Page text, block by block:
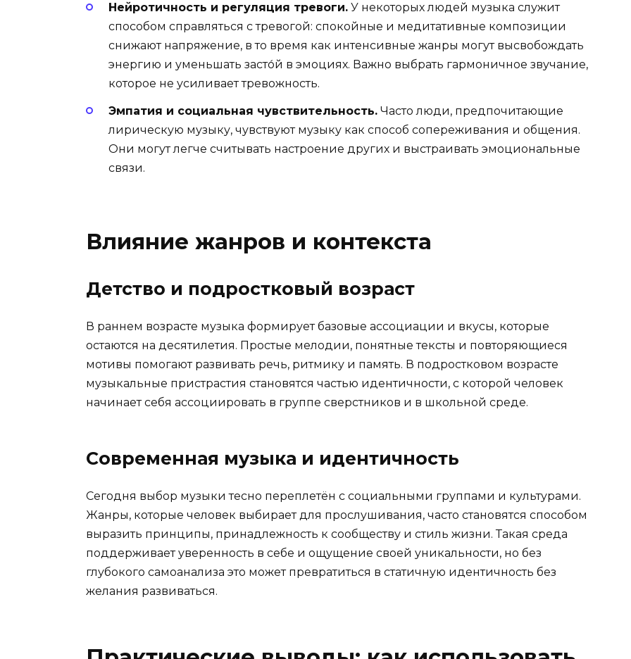
Нейротичность и регуляция тревоги. У некоторых людей музыка служит
способом справляться с тревогой: спокойные и медитативные композиции
снижают напряжение, в то время как интенсивные жанры могут высвобождать
энергию и уменьшать засто́й в эмоциях. Важно выбрать гармоничное звучание,
которое не усиливает тревожность.
Эмпатия и социальная чувствительность. Часто люди, предпочитающие
лирическую музыку, чувствуют музыку как способ сопереживания и общения.
Они могут легче считывать настроение других и выстраивать эмоциональные
связи.
Влияние жанров и контекста
Детство и подростковый возраст
В раннем возрасте музыка формирует базовые ассоциации и вкусы, которые
остаются на десятилетия. Простые мелодии, понятные тексты и повторяющиеся
мотивы помогают развивать речь, ритмику и память. В подростковом возрасте
музыкальные пристрастия становятся частью идентичности, с которой человек
начинает себя ассоциировать в группе сверстников и в школьной среде.
Современная музыка и идентичность
Сегодня выбор музыки тесно переплетён с социальными группами и культурами.
Жанры, которые человек выбирает для прослушивания, часто становятся способом
выразить принципы, принадлежность к сообществу и стиль жизни. Такая среда
поддерживает уверенность в себе и ощущение своей уникальности, но без
глубокого самоанализа это может превратиться в статичную идентичность без
желания развиваться.